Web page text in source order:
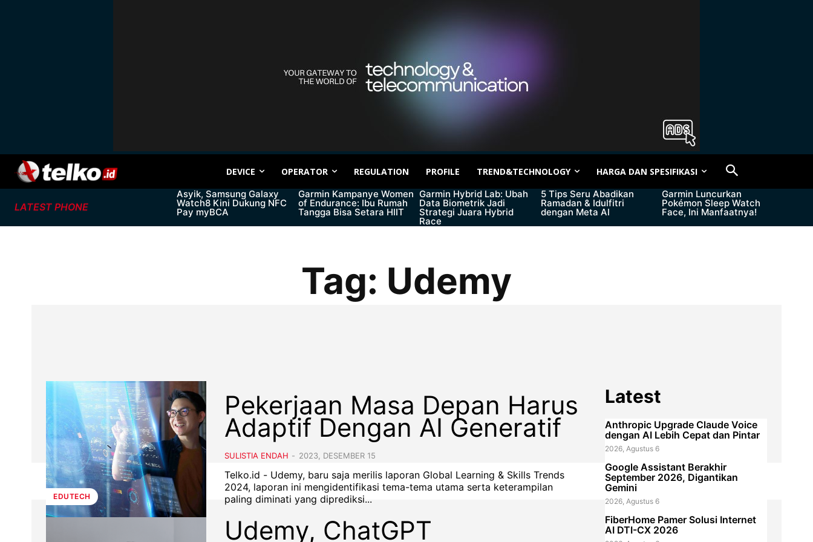
DEVICE OPERATOR REGULATION PROFILE TREND&TECHNOLOGY HARGA DAN SPESIFIKASI
LATEST PHONE
Asyik, Samsung Galaxy
Watch8 Kini Dukung NFC
Pay myBCA
Garmin Kampanye Women
of Endurance: Ibu Rumah
Tangga Bisa Setara HIIT
Garmin Hybrid Lab: Ubah
Data Biometrik Jadi
Strategi Juara Hybrid
Race
5 Tips Seru Abadikan
Ramadan & Idulfitri
dengan Meta AI
Garmin Luncurkan
Pokémon Sleep Watch
Face, Ini Manfaatnya!
Tag: Udemy
EDUTECH
Pekerjaan Masa Depan Harus
Adaptif Dengan AI Generatif
SULISTIA ENDAH - 2023, DESEMBER 15
Telko.id - Udemy, baru saja merilis laporan Global Learning & Skills Trends
2024, laporan ini mengidentifikasi tema-tema utama serta keterampilan
paling diminati yang diprediksi...
Udemy, ChatGPT
Latest
Anthropic Upgrade Claude Voice
dengan AI Lebih Cepat dan Pintar
2026, Agustus 6
Google Assistant Berakhir
September 2026, Digantikan
Gemini
2026, Agustus 6
FiberHome Pamer Solusi Internet
AI DTI-CX 2026